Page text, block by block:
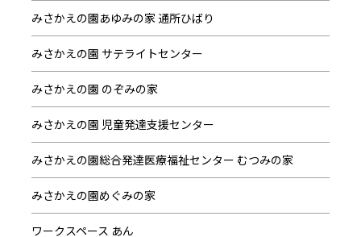
みさかえの園あゆみの家 通所ひばり
みさかえの園 サテライトセンター
みさかえの園 のぞみの家
みさかえの園 児童発達支援センター
みさかえの園総合発達医療福祉センター むつみの家
みさかえの園めぐみの家
ワークスペース あん